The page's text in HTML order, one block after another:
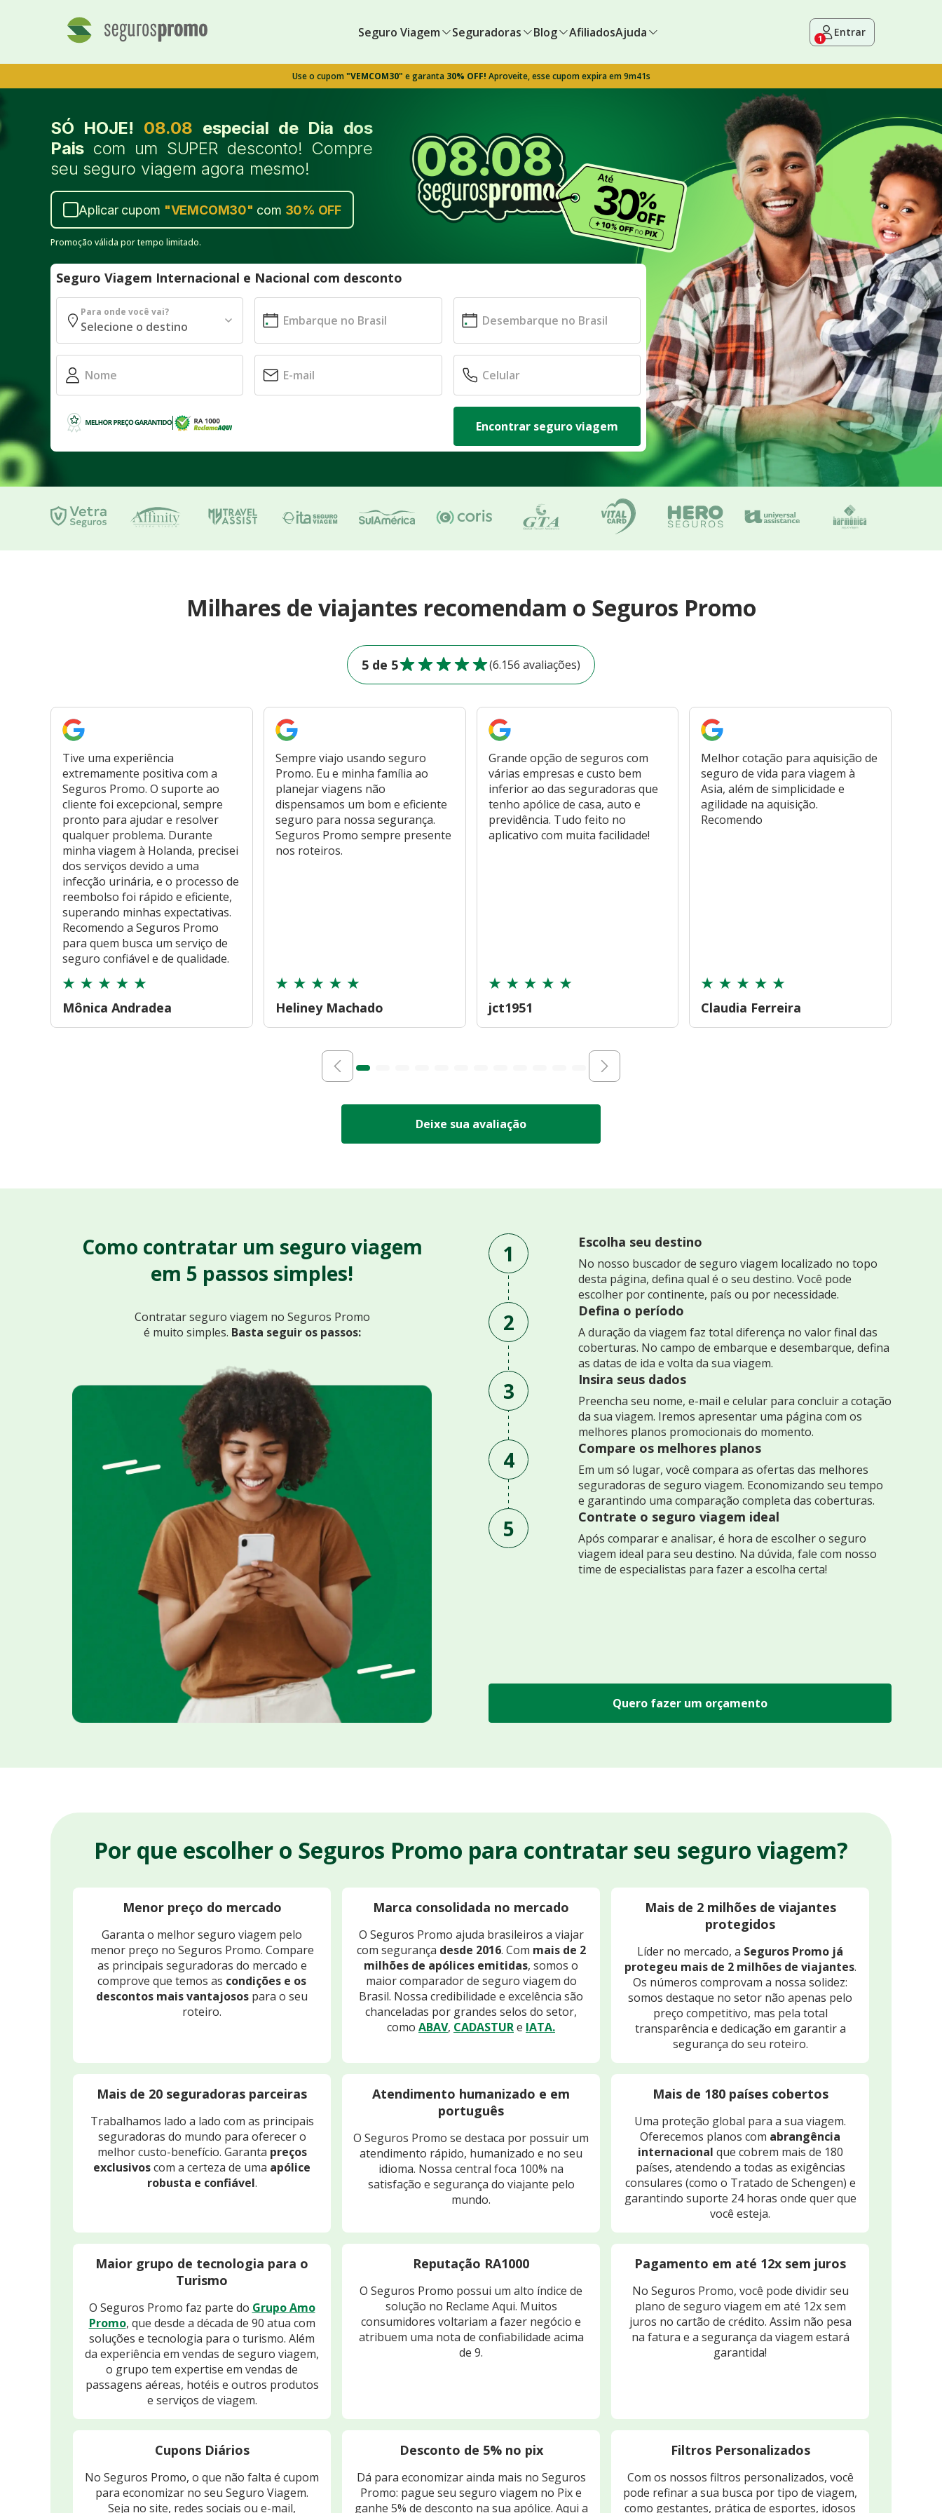
Seguro Viagem Seguradoras Blog AfiliadosAjuda 1 Entrar
Use o cupom"VEMCOM30" e garanta 30% OFF! Aproveite, esse cupom expira em 9m40s
SÓ HOJE! 08.08 especial de Dia dos
Pais com um SUPER desconto! Compre
seu seguro viagem agora mesmo!
Aplicar cupom "VEMCOM30" com 30% OFF
Promoção válida por tempo limitado.
Seguro Viagem Internacional e Nacional com desconto
Para onde você vai?
Encontrar seguro viagem
Milhares de viajantes recomendam o Seguros Promo
5 de 5 (6.156 avaliações)
Tive uma experiência
extremamente positiva com a
Seguros Promo. O suporte ao
cliente foi excepcional, sempre
pronto para ajudar e resolver
qualquer problema. Durante
minha viagem à Holanda, precisei
dos serviços devido a uma
infecção urinária, e o processo de
reembolso foi rápido e eficiente,
superando minhas expectativas.
Recomendo a Seguros Promo
para quem busca um serviço de
seguro confiável e de qualidade.
Mônica Andradea
Sempre viajo usando seguro
Promo. Eu e minha família ao
planejar viagens não
dispensamos um bom e eficiente
seguro para nossa segurança.
Seguros Promo sempre presente
nos roteiros.
Heliney Machado
Grande opção de seguros com
várias empresas e custo bem
inferior ao das seguradoras que
tenho apólice de casa, auto e
previdência. Tudo feito no
aplicativo com muita facilidade!
jct1951
Melhor cotação para aquisição de
seguro de vida para viagem à
Asia, além de simplicidade e
agilidade na aquisição.
Recomendo
Claudia Ferreira
Deixe sua avaliação
Como contratar um seguro viagem
em 5 passos simples!
Contratar seguro viagem no Seguros Promo
é muito simples. Basta seguir os passos:
1 Escolha seu destino
No nosso buscador de seguro viagem localizado no topo
desta página, defina qual é o seu destino. Você pode
escolher por continente, país ou por necessidade.
2 Defina o período
A duração da viagem faz total diferença no valor final das
coberturas. No campo de embarque e desembarque, defina
as datas de ida e volta da sua viagem.
3 Insira seus dados
Preencha seu nome, e-mail e celular para concluir a cotação
da sua viagem. Iremos apresentar uma página com os
melhores planos promocionais do momento.
4 Compare os melhores planos
Em um só lugar, você compara as ofertas das melhores
seguradoras de seguro viagem. Economizando seu tempo
e garantindo uma comparação completa das coberturas.
5 Contrate o seguro viagem ideal
Após comparar e analisar, é hora de escolher o seguro
viagem ideal para seu destino. Na dúvida, fale com nosso
time de especialistas para fazer a escolha certa!
Quero fazer um orçamento
Por que escolher o Seguros Promo para contratar seu seguro viagem?
Menor preço do mercado
Garanta o melhor seguro viagem pelo
menor preço no Seguros Promo. Compare
as principais seguradoras do mercado e
comprove que temos as condições e os
descontos mais vantajosos para o seu
roteiro.
Marca consolidada no mercado
O Seguros Promo ajuda brasileiros a viajar
com segurança desde 2016. Com mais de 2
milhões de apólices emitidas, somos o
maior comparador de seguro viagem do
Brasil. Nossa credibilidade e excelência são
chanceladas por grandes selos do setor,
como ABAV, CADASTURe IATA.
Mais de 2 milhões de viajantes
protegidos
Líder no mercado, a Seguros Promo já
protegeu mais de 2 milhões de viajantes.
Os números comprovam a nossa solidez:
somos destaque no setor não apenas pelo
preço competitivo, mas pela total
transparência e dedicação em garantir a
segurança do seu roteiro.
Mais de 20 seguradoras parceiras
Trabalhamos lado a lado com as principais
seguradoras do mundo para oferecer o
melhor custo-benefício. Garanta preços
exclusivoscom a certeza de uma apólice
robusta e confiável.
Atendimento humanizado e em
português
O Seguros Promo se destaca por possuir um
atendimento rápido, humanizado e no seu
idioma. Nossa central foca 100% na
satisfação e segurança do viajante pelo
mundo.
Mais de 180 países cobertos
Uma proteção global para a sua viagem.
Oferecemos planos com abrangência
internacional que cobrem mais de 180
países, atendendo a todas as exigências
consulares (como o Tratado de Schengen) e
garantindo suporte 24 horas onde quer que
você esteja.
Maior grupo de tecnologia para o
Turismo
O Seguros Promo faz parte do Grupo Amo
Promo, que desde a década de 90 atua com
soluções e tecnologia para o turismo. Além
da experiência em vendas de seguro viagem,
o grupo tem expertise em vendas de
passagens aéreas, hotéis e outros produtos
e serviços de viagem.
Reputação RA1000
O Seguros Promo possui um alto índice de
solução no Reclame Aqui. Muitos
consumidores voltariam a fazer negócio e
atribuem uma nota de confiabilidade acima
de 9.
Pagamento em até 12x sem juros
No Seguros Promo, você pode dividir seu
plano de seguro viagem em até 12x sem
juros no cartão de crédito. Assim não pesa
na fatura e a segurança da viagem estará
garantida!
Cupons Diários
No Seguros Promo, o que não falta é cupom
para economizar no seu Seguro Viagem.
Seja no site, redes sociais ou e-mail,
Desconto de 5% no pix
Dá para economizar ainda mais no Seguros
Promo: pague seu seguro viagem no Pix e
ganhe 5% de desconto na sua apólice. Aqui a
Filtros Personalizados
Com os nossos filtros personalizados, você
pode refinar a sua busca por tipo de viagem,
como gestantes, prática de esportes, idosos